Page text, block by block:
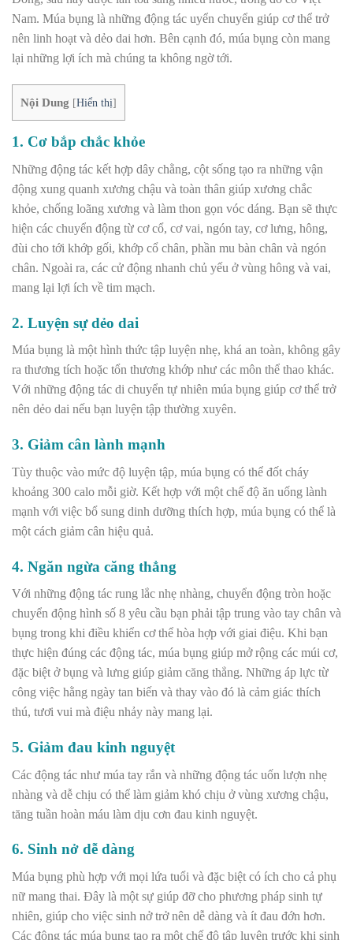
Nam. Múa bụng là những động tác uyển chuyển giúp cơ thể trở
nên linh hoạt và dẻo dai hơn. Bên cạnh đó, múa bụng còn mang
lại những lợi ích mà chúng ta không ngờ tới.
Nội Dung [Hiển thị]
1. Cơ bắp chắc khỏe
Những động tác kết hợp dây chằng, cột sống tạo ra những vận
động xung quanh xương chậu và toàn thân giúp xương chắc
khỏe, chống loãng xương và làm thon gọn vóc dáng. Bạn sẽ thực
hiện các chuyển động từ cơ cổ, cơ vai, ngón tay, cơ lưng, hông,
đùi cho tới khớp gối, khớp cổ chân, phần mu bàn chân và ngón
chân. Ngoài ra, các cử động nhanh chủ yếu ở vùng hông và vai,
mang lại lợi ích về tim mạch.
2. Luyện sự dẻo dai
Múa bụng là một hình thức tập luyện nhẹ, khá an toàn, không gây
ra thương tích hoặc tổn thương khớp như các môn thể thao khác.
Với những động tác di chuyển tự nhiên múa bụng giúp cơ thể trở
nên dẻo dai nếu bạn luyện tập thường xuyên.
3. Giảm cân lành mạnh
Tùy thuộc vào mức độ luyện tập, múa bụng có thể đốt cháy
khoảng 300 calo mỗi giờ. Kết hợp với một chế độ ăn uống lành
mạnh với việc bổ sung dinh dưỡng thích hợp, múa bụng có thể là
một cách giảm cân hiệu quả.
4. Ngăn ngừa căng thẳng
Với những động tác rung lắc nhẹ nhàng, chuyển động tròn hoặc
chuyển động hình số 8 yêu cầu bạn phải tập trung vào tay chân và
bụng trong khi điều khiển cơ thể hòa hợp với giai điệu. Khi bạn
thực hiện đúng các động tác, múa bụng giúp mở rộng các múi cơ,
đặc biệt ở bụng và lưng giúp giảm căng thẳng. Những áp lực từ
công việc hằng ngày tan biến và thay vào đó là cảm giác thích
thú, tươi vui mà điệu nhảy này mang lại.
5. Giảm đau kinh nguyệt
Các động tác như múa tay rắn và những động tác uốn lượn nhẹ
nhàng và dễ chịu có thể làm giảm khó chịu ở vùng xương chậu,
tăng tuần hoàn máu làm dịu cơn đau kinh nguyệt.
6. Sinh nở dễ dàng
Múa bụng phù hợp với mọi lứa tuổi và đặc biệt có ích cho cả phụ
nữ mang thai. Đây là một sự giúp đỡ cho phương pháp sinh tự
nhiên, giúp cho việc sinh nở trở nên dễ dàng và ít đau đớn hơn.
Các động tác múa bụng tạo ra một chế độ tập luyện trước khi sinh